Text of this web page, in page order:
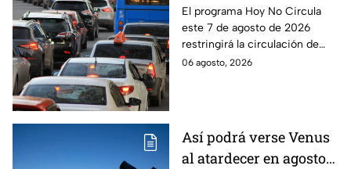
Circula este 7 de agosto
de 2026 en CDMX y
Edomex
El programa Hoy No Circula
este 7 de agosto de 2026
restringirá la circulación de
vehículos en la Ciudad de
06 agosto, 2026
Así podrá verse Venus
al atardecer en agosto